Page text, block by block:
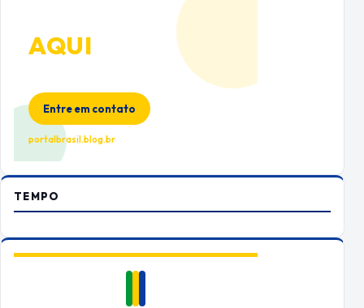
AQUI
Entre em contato
portalbrasil.blog.br
TEMPO